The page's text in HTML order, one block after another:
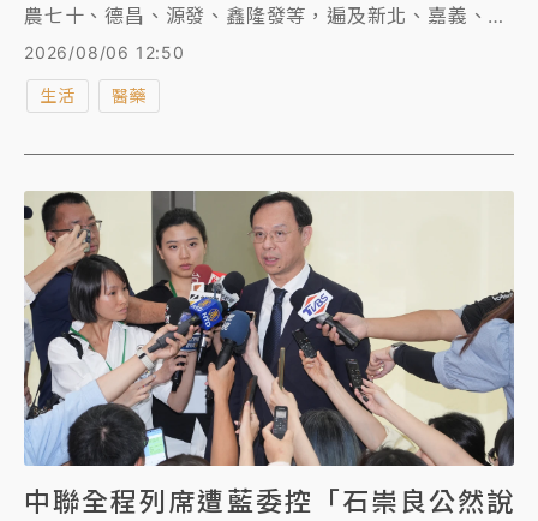
農七十、德昌、源發、鑫隆發等，遍及新北、嘉義、台
南等縣市。衛福部食藥署指出，這些業者多屬於小型、
外，各廠使用的茶籽來源不同，部分來源不明者已移請
2026/08/06 12:50
生活 醫藥
中聯全程列席遭藍委控「石崇良公然說